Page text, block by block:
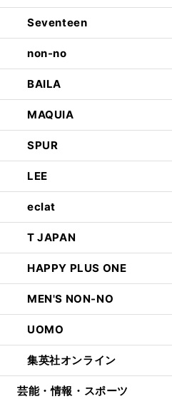
Seventeen
non-no
BAILA
MAQUIA
SPUR
LEE
eclat
T JAPAN
HAPPY PLUS ONE
MEN'S NON-NO
UOMO
集英社オンライン
芸能・情報・スポーツ